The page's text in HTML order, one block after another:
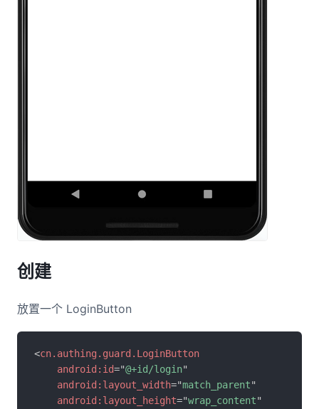
创建
放置一个 LoginButton
<cn.authing.guard.LoginButton
android: id="@+id/login"
android: layout_width="match_parent"
android: layout_height="wrap_content"